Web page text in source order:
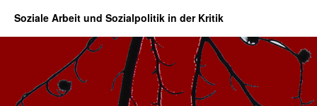
Soziale Arbeit und Sozialpolitik in der Kritik